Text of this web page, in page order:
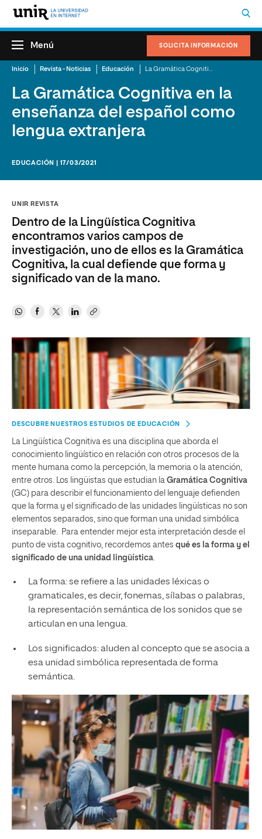
SOLICITA INFORMACIÓN
Menú
Inicio Revista - Noticias Educación
La Gramática Cognitiva en la
enseñanza del español como
lengua extranjera
EDUCACIÓN | 17/03/2021
UNIR REVISTA
Dentro de la Lingüística Cognitiva
encontramos varios campos de
investigación, uno de ellos es la Gramática
Cognitiva, la cual defiende que forma y
significado van de la mano.
DESCUBRE NUESTROS ESTUDIOS DE EDUCACIÓN
La Lingüística Cognitiva es una disciplina que aborda el
conocimiento lingüístico en relación con otros procesos de la
mente humana como la percepción, la memoria o la atención,
entre otros. Los lingüistas que estudian la Gramática Cognitiva
(GC) para describir el funcionamiento del lenguaje defienden
que la forma y el significado de las unidades lingüísticas no son
elementos separados, sino que forman una unidad simbólica
inseparable. Para entender mejor esta interpretación desde el
punto de vista cognitivo, recordemos antes qué es la forma y el
significado de una unidad lingüística.
La forma: se refiere a las unidades léxicas o
gramaticales, es decir, fonemas, sílabas o palabras,
la representación semántica de los sonidos que se
articulan en una lengua.
Los significados: aluden al concepto que se asocia a
esa unidad simbólica representada de forma
semántica.